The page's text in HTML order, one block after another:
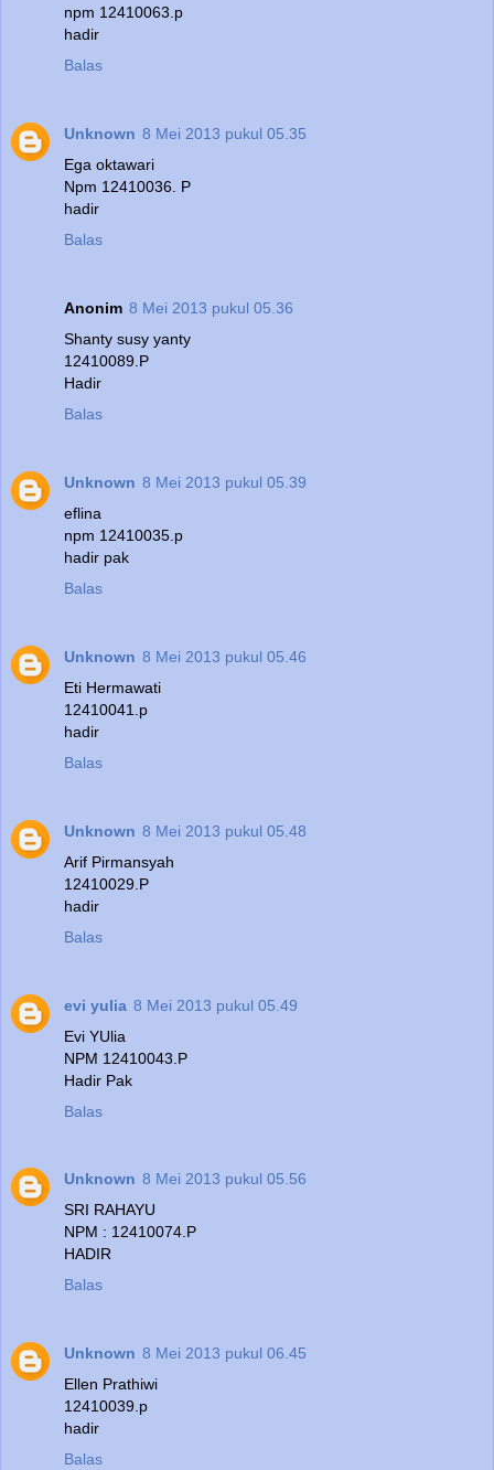
npm 12410063.p
hadir
Balas
Unknown 8 Mei 2013 pukul 05.35
Ega oktawari
Npm 12410036. P
hadir
Balas
Anonim 8 Mei 2013 pukul 05.36
Shanty susy yanty
12410089.P
Hadir
Balas
Unknown 8 Mei 2013 pukul 05.39
eflina
npm 12410035.p
hadir pak
Balas
Unknown 8 Mei 2013 pukul 05.46
Eti Hermawati
12410041.p
hadir
Balas
Unknown 8 Mei 2013 pukul 05.48
Arif Pirmansyah
12410029.P
hadir
Balas
evi yulia 8 Mei 2013 pukul 05.49
Evi YUlia
NPM 12410043.P
Hadir Pak
Balas
Unknown 8 Mei 2013 pukul 05.56
SRI RAHAYU
NPM : 12410074.P
HADIR
Balas
Unknown 8 Mei 2013 pukul 06.45
Ellen Prathiwi
12410039.p
hadir
Balas